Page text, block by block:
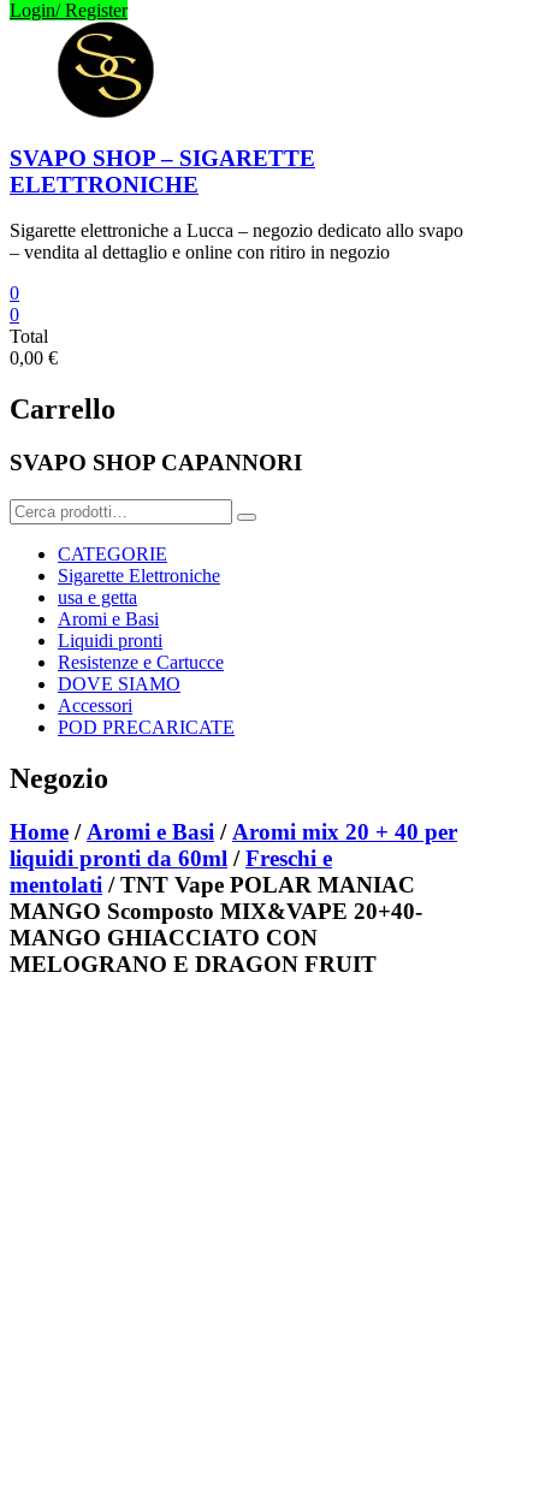
Login/ Register
SVAPO SHOP – SIGARETTE
ELETTRONICHE
Sigarette elettroniche a Lucca – negozio dedicato allo svapo
– vendita al dettaglio e online con ritiro in negozio
0
0
Total
0,00 €
Carrello
SVAPO SHOP CAPANNORI
Cerca:
CATEGORIE
Sigarette Elettroniche
usa e getta
Aromi e Basi
Liquidi pronti
Resistenze e Cartucce
DOVE SIAMO
Accessori
POD PRECARICATE
Negozio
Home / Aromi e Basi / Aromi mix 20 + 40 per
liquidi pronti da 60ml /Freschi e
mentolati / TNT Vape POLAR MANIAC
MANGO Scomposto MIX&VAPE 20+40-
MANGO GHIACCIATO CON
MELOGRANO E DRAGON FRUIT